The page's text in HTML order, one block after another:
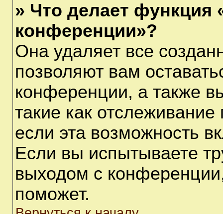
» Что делает функция
конференции»?
Она удаляет все
позволяют вам
конференции, а также
такие как
если эта возможность
Если вы испытываете
выходом с
поможет.